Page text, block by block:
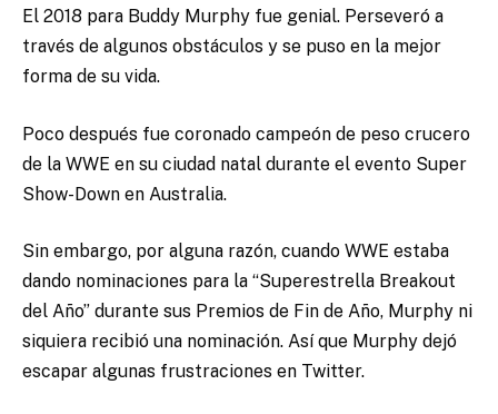
El 2018 para Buddy Murphy fue genial. Perseveró a
través de algunos obstáculos y se puso en la mejor
forma de su vida.
Poco después fue coronado campeón de peso crucero
de la WWE en su ciudad natal durante el evento Super
Show-Down en Australia.
Sin embargo, por alguna razón, cuando WWE estaba
dando nominaciones para la “Superestrella Breakout
del Año” durante sus Premios de Fin de Año, Murphy ni
siquiera recibió una nominación. Así que Murphy dejó
escapar algunas frustraciones en Twitter.